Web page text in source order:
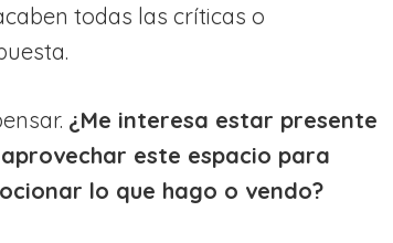
todas las críticas o
¿Me interesa estar presente
este espacio para
lo que hago o vendo?